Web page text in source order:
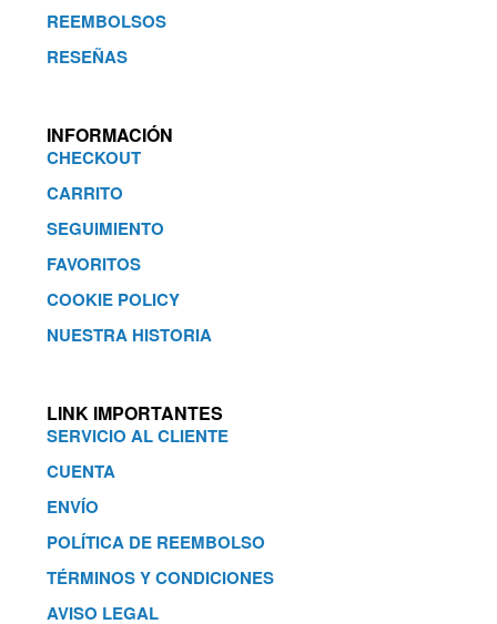
REEMBOLSOS
RESEÑAS
INFORMACIÓN
CHECKOUT
CARRITO
SEGUIMIENTO
FAVORITOS
COOKIE POLICY
NUESTRA HISTORIA
LINK IMPORTANTES
SERVICIO AL CLIENTE
CUENTA
ENVÍO
POLÍTICA DE REEMBOLSO
TÉRMINOS Y CONDICIONES
AVISO LEGAL